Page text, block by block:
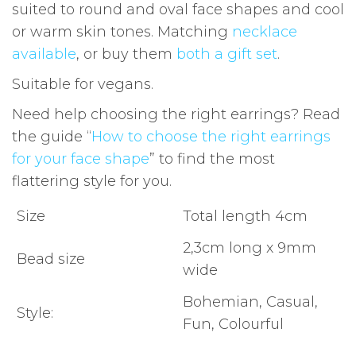
suited to round and oval face shapes and cool
or warm skin tones. Matching necklace
available, or buy them both a gift set.
Suitable for vegans.
Need help choosing the right earrings? Read
the guide “How to choose the right earrings
for your face shape” to find the most
flattering style for you.
Size
Total length 4cm
Bead size
2,3cm long x 9mm
wide
Style:
Bohemian, Casual,
Fun, Colourful